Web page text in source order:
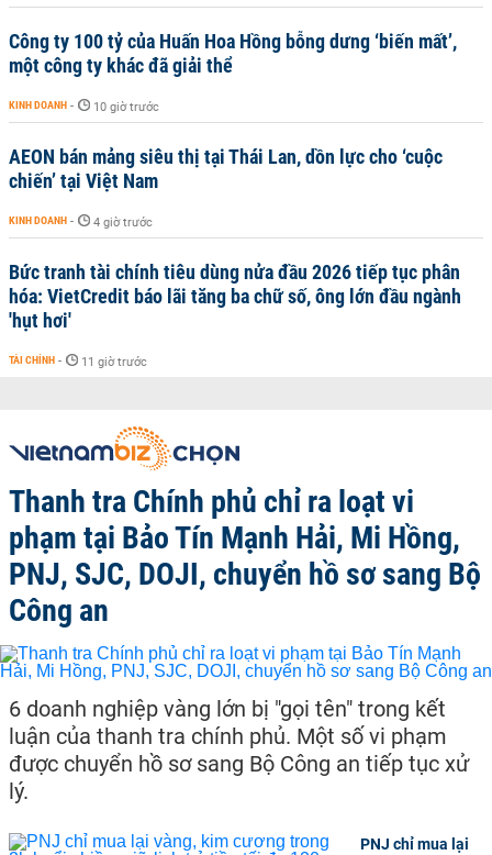
Công ty 100 tỷ của Huấn Hoa Hồng bỗng dưng ‘biến mất’,
một công ty khác đã giải thể
KINH DOANH - 10 giờ trước
AEON bán mảng siêu thị tại Thái Lan, dồn lực cho ‘cuộc
chiến’ tại Việt Nam
KINH DOANH - 4 giờ trước
Bức tranh tài chính tiêu dùng nửa đầu 2026 tiếp tục phân
hóa: VietCredit báo lãi tăng ba chữ số, ông lớn đầu ngành
'hụt hơi'
TÀI CHÍNH - 11 giờ trước
Thanh tra Chính phủ chỉ ra loạt vi
phạm tại Bảo Tín Mạnh Hải, Mi Hồng,
PNJ, SJC, DOJI, chuyển hồ sơ sang Bộ
Công an
6 doanh nghiệp vàng lớn bị "gọi tên" trong kết
luận của thanh tra chính phủ. Một số vi phạm
được chuyển hồ sơ sang Bộ Công an tiếp tục xử
lý.
PNJ chỉ mua lại